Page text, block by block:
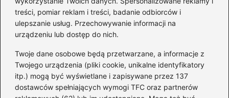
treści, pomiar reklam i treści, badanie odbiorców i
ulepszanie usług. Przechowywanie informacji na
urządzeniu lub dostęp do nich.
Twoje dane osobowe będą przetwarzane, a informacje z
Twojego urządzenia (pliki cookie, unikalne identyfikatory
itp.) mogą być wyświetlane i zapisywane przez 137
dostawców spełniających wymogi TFC oraz partnerów
zaskoczą
Jak zamontować listwę
startową do styropianu
bez błędów: krok po kroku